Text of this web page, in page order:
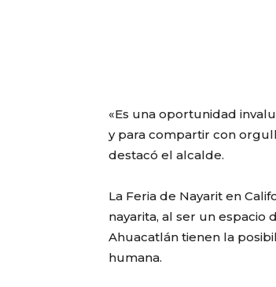
«Es una oportunidad
y para compartir con
destacó el alcalde.
La Feria de Nayarit en
nayarita, al ser un
Ahuacatlán tienen la
humana.